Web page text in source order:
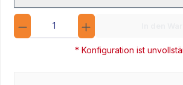
Anzahl
* Konfiguration ist